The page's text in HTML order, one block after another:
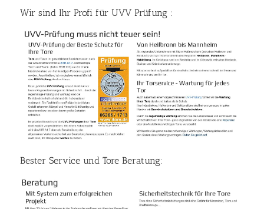
Wir sind Ihr Profi für UVV Prüfung :
Bester Service und Tore Beratung: